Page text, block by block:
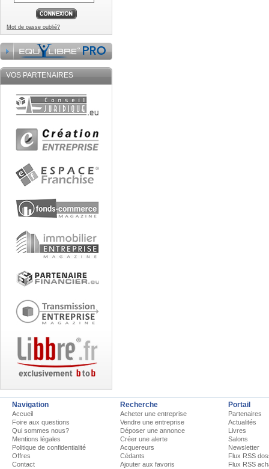
Mot de passe oublié?
VOS PARTENAIRES
Navigation
Accueil
Foire aux questions
Qui sommes nous?
Mentions légales
Politique de confidentialité
Offres
Contact
Recherche
Acheter une entreprise
Vendre une entreprise
Déposer une annonce
Créer une alerte
Acquereurs
Cédants
Ajouter aux favoris
Portail
Partenaires
Actualités
Livres
Salons
Newsletter
Flux RSS
Flux RSS